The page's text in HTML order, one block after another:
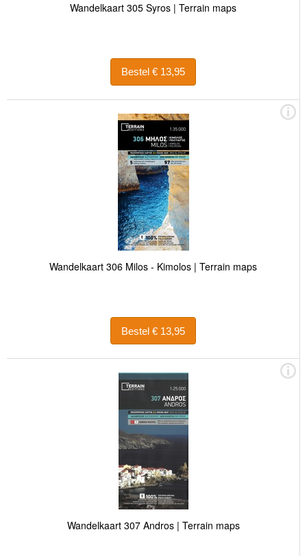
Wandelkaart 305 Syros | Terrain maps
Bestel € 13,95
Wandelkaart 306 Milos - Kimolos | Terrain maps
Bestel € 13,95
Wandelkaart 307 Andros | Terrain maps